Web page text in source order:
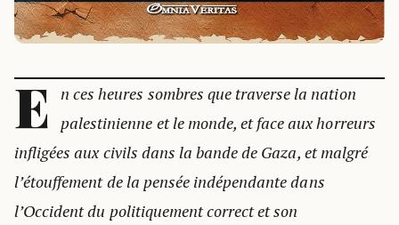
E n ces heures sombres que traverse la nation
palestinienne et le monde, et face aux horreurs
infligées aux civils dans la bande de Gaza, et malgré
l’étouffement de la pensée indépendante dans
l’Occident du politiquement correct et son